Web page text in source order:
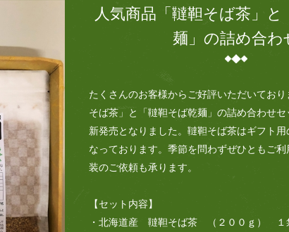
人気商品「韃靼そば茶」
麺」の詰め合わ
たくさんのお客様からご好評いただいてお
そば茶」と「韃靼そば乾麺」の詰め合わせ
新発売となりました。韃靼そば茶はギフト
なっております。季節を問わずぜひともご
装のご依頼も承ります。
【セット内容】
・北海道産 韃靼そば茶 （２００ｇ） １